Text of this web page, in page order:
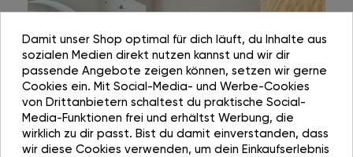
Damit unser Shop optimal für dich läuft, du Inhalte aus
sozialen Medien direkt nutzen kannst und wir dir
passende Angebote zeigen können, setzen wir gerne
Cookies ein. Mit Social-Media- und Werbe-Cookies
von Drittanbietern schaltest du praktische Social-
Media-Funktionen frei und erhältst Werbung, die
wirklich zu dir passt. Bist du damit einverstanden, dass
wir diese Cookies verwenden, um dein Einkaufserlebnis